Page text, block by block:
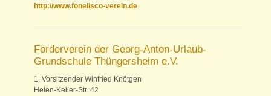
http://www.fonelisco-verein.de
Förderverein der Georg-Anton-Urlaub-
Grundschule Thüngersheim e.V.
1. Vorsitzender Winfried Knötgen
Helen-Keller-Str. 42